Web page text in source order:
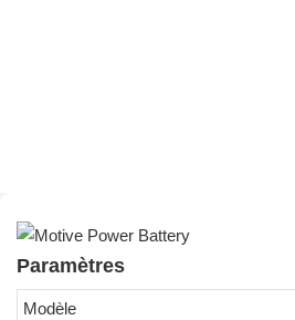
Paramètres
Modèle